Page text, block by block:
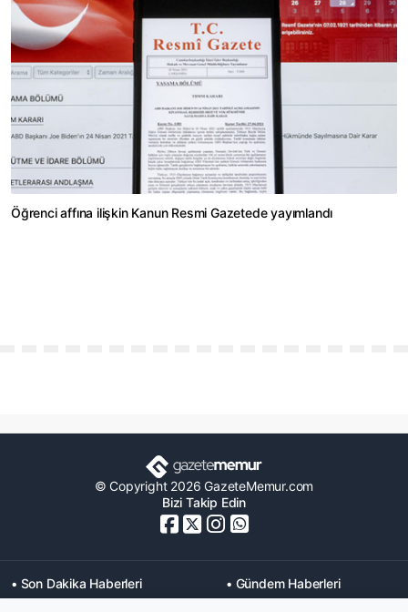
Öğrenci affına ilişkin Kanun Resmi Gazetede yayımlandı
© Copyright 2026 GazeteMemur.com
Bizi Takip Edin
• Son Dakika Haberleri
• Gündem Haberleri
• Memurlar Haberleri
• KPSS Haberleri